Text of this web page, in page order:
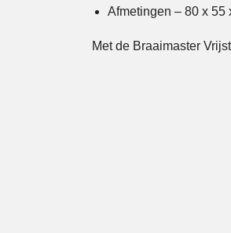
Afmetingen – 80 x 55
Met de Braaimaster